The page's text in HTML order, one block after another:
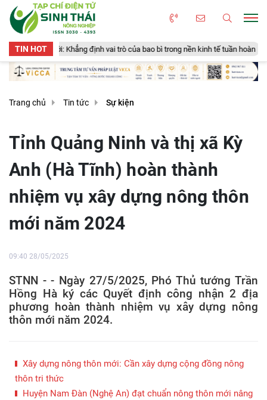
TIN HOT
Khẳng định vai trò của bao bì trong nền kinh tế tuần hoàn New
Trang chủ Tin tức Sự kiện
Tỉnh Quảng Ninh và thị xã Kỳ
Anh (Hà Tĩnh) hoàn thành
nhiệm vụ xây dựng nông thôn
mới năm 2024
09:40 28/05/2025
STNN - - Ngày 27/5/2025, Phó Thủ tướng Trần
Hồng Hà ký các Quyết định công nhận 2 địa
phương hoàn thành nhiệm vụ xây dựng nông
thôn mới năm 2024.
Xây dựng nông thôn mới: Cần xây dựng cộng đồng nông
thôn tri thức
Huyện Nam Đàn (Nghệ An) đạt chuẩn nông thôn mới nâng